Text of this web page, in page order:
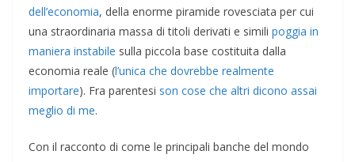
dell’economia, della enorme piramide rovesciata per cui
una straordinaria massa di titoli derivati e simili poggia in
maniera instabile sulla piccola base costituita dalla
economia reale (l’unica che dovrebbe realmente
importare). Fra parentesi son cose che altri dicono assai
meglio di me.
Con il racconto di come le principali banche del mondo